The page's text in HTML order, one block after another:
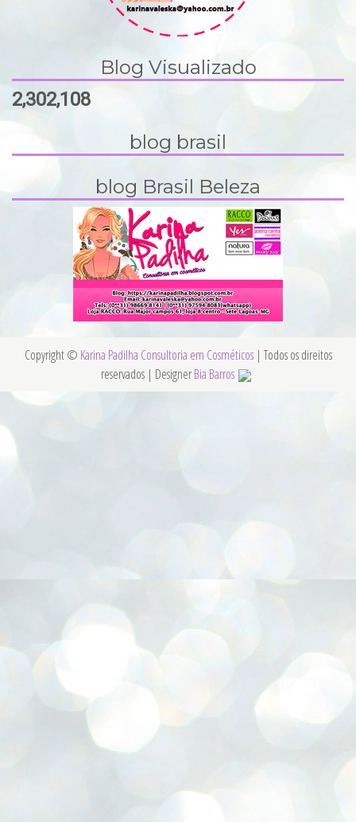
Blog Visualizado
2,302,108
blog brasil
blog Brasil Beleza
Copyright © Karina Padilha Consultoria em Cosméticos | Todos os direitos
reservados | DesignerBia Barros